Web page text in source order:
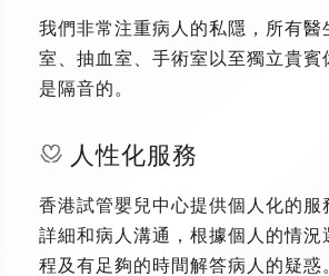
我們非常注重病人的私隱，所有醫
室、抽血室、手術室以至獨立貴賓
是隔音的。
人性化服務
香港試管嬰兒中心提供個人化的服
詳細和病人溝通，根據個人的情況
程及有足夠的時間解答病人的疑惑